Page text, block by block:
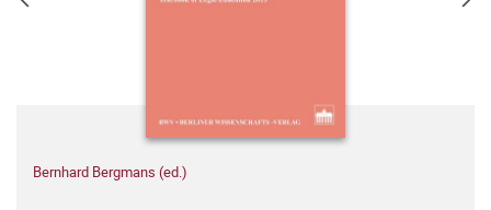
Bernhard Bergmans (ed.)